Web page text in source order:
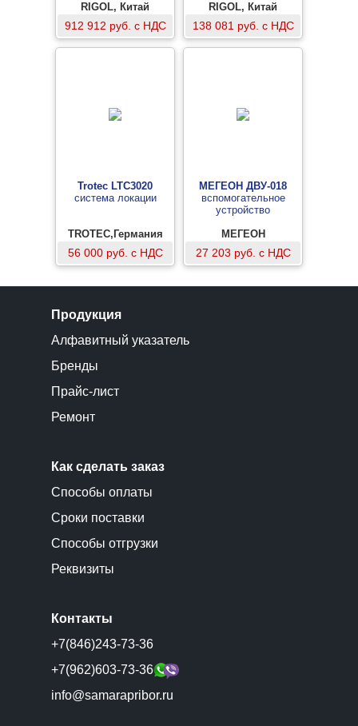
RIGOL, Китай
912 912 руб. с НДС
RIGOL, Китай
138 081 руб. с НДС
Trotec LTC3020
система локации
TROTEC,Германия
56 000 руб. с НДС
МЕГЕОН ДВУ-018
вспомогательное
устройство
МЕГЕОН
27 203 руб. с НДС
Продукция
Алфавитный указатель
Бренды
Прайс-лист
Ремонт
Как сделать заказ
Способы оплаты
Сроки поставки
Способы отгрузки
Реквизиты
Контакты
+7(846)243-73-36
+7(962)603-73-36
info@samarapribor.ru